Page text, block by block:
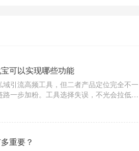
可以实现哪些功能
引流高频工具，但二者产品定位完全不一
一步加粉。工具选择失误，不光会拉低整
效。
重要？